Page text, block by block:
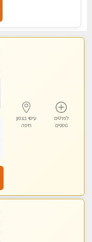
לפרטים
נוספים
עיסוי בצפון
חיפה